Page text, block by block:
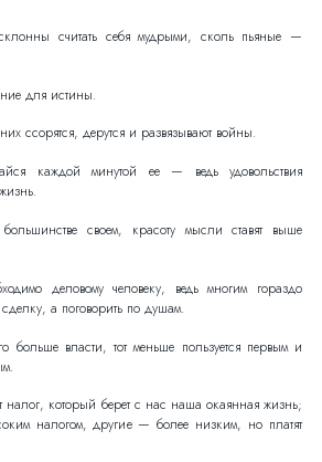
считать себя мудрыми, сколь пьяные —
для истины.
ссорятся, дерутся и развязывают войны.
каждой минутой ее — ведь удовольствия
своем, красоту мысли ставят выше
деловому человеку, ведь многим гораздо
а поговорить по душам.
больше власти, тот меньше пользуется первым и
налог, который берет с нас наша окаянная жизнь;
налогом, другие — более низким, но платят